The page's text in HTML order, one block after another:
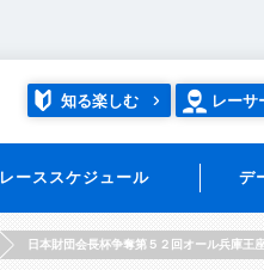
知る楽しむ レーサ
レーススケジュール デ
日本財団会長杯争奪第５２回オール兵庫王